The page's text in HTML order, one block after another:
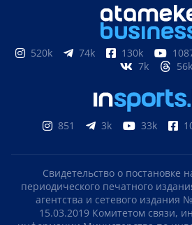
520k 74k 130k
7k
56k
851 3k 33k
Свидетельство о постановке
периодического печатного
агентства и сетевого издания
15.03.2019 Комитетом связи,